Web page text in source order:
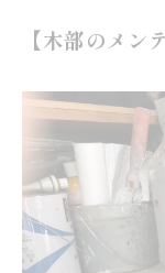
【木部のメン